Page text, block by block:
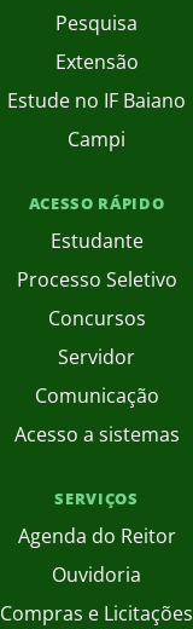
Pesquisa
Extensão
Estude no IF Baiano
Campi
ACESSO RÁPIDO
Estudante
Processo Seletivo
Concursos
Servidor
Comunicação
Acesso a sistemas
SERVIÇOS
Agenda do Reitor
Ouvidoria
Compras e Licitações